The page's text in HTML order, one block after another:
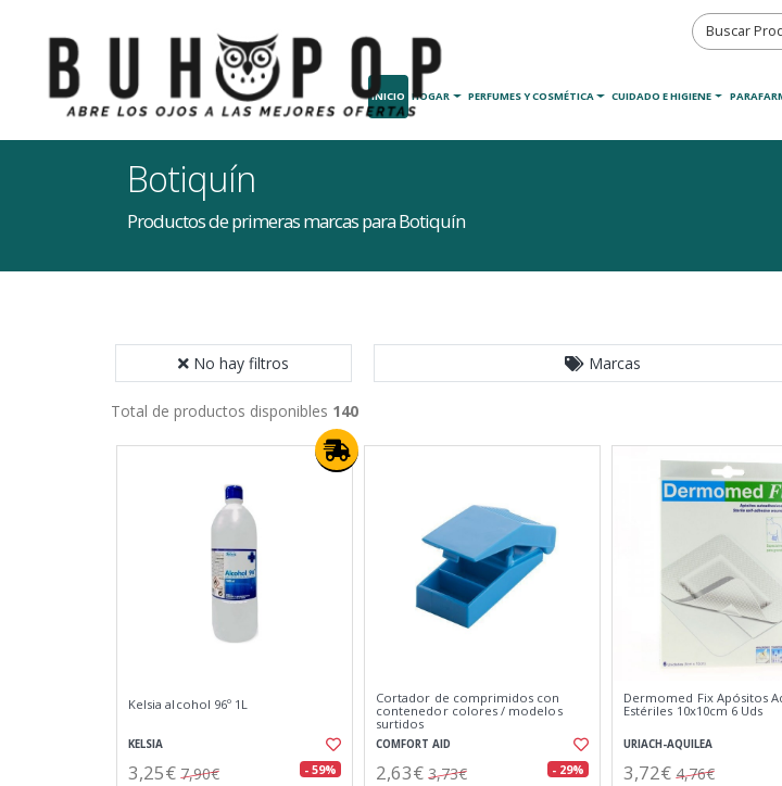
INICIO HOGAR PERFUMES Y COSMÉTICA CUIDADO E HIGIENE
Botiquín
Productos de primeras marcas para Botiquín
No hay filtros Marcas
Total de productos disponibles 140
Kelsia alcohol 96º 1L
KELSIA
3,25€ 7,90€ - 59%
Cortador de comprimidos con
contenedor colores / modelos
surtidos
COMFORT AID
2,63€ 3,73€ - 29%
Dermomed Fix Apósitos
Estériles 10x10cm 6 Uds
URIACH-AQUILEA
3,72€ 4,76€